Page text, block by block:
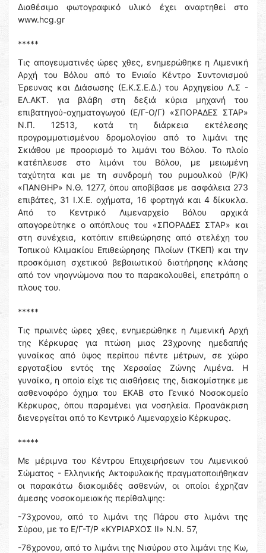
Διαθέσιμο φωτογραφικό υλικό έχει αναρτηθεί στο
www.hcg.gr
*****
Τις απογευματινές ώρες χθες, ενημερώθηκε η Λιμενική
Αρχή του Βόλου από το Ενιαίο Κέντρο Συντονισμού
Έρευνας και Διάσωσης (Ε.Κ.Σ.Ε.Δ.) του Αρχηγείου Λ.Σ -
ΕΛ.ΑΚΤ. για βλάβη στη δεξιά κύρια μηχανή του
επιβατηγού-οχηματαγωγού (Ε/Γ-Ο/Γ) «ΣΠΟΡΑΔΕΣ ΣΤΑΡ»
Ν.Π. 12513, κατά τη διάρκεια εκτέλεσης
προγραμματισμένου δρομολογίου από το λιμάνι της
Σκιάθου με προορισμό το λιμάνι του Βόλου. Το πλοίο
κατέπλευσε στο λιμάνι του Βόλου, με μειωμένη
ταχύτητα και με τη συνδρομή του ρυμουλκού (Ρ/Κ)
«ΠΑΝΘΗΡ» Ν.Θ. 1277, όπου αποβίβασε με ασφάλεια 273
επιβάτες, 31 Ι.Χ.Ε. οχήματα, 16 φορτηγά και 4 δίκυκλα.
Από το Κεντρικό Λιμεναρχείο Βόλου αρχικά
απαγορεύτηκε ο απόπλους του «ΣΠΟΡΑΔΕΣ ΣΤΑΡ» και
στη συνέχεια, κατόπιν επιθεώρησης από στελέχη του
Τοπικού Κλιμακίου Επιθεώρησης Πλοίων (ΤΚΕΠ) και την
προσκόμιση σχετικού βεβαιωτικού διατήρησης κλάσης
από τον νηογνώμονα που το παρακολουθεί, επετράπη ο
πλους του.
*****
Τις πρωινές ώρες χθες, ενημερώθηκε η Λιμενική Αρχή
της Κέρκυρας για πτώση μιας 23χρονης ημεδαπής
γυναίκας από ύψος περίπου πέντε μέτρων, σε χώρο
εργοταξίου εντός της Χερσαίας Ζώνης Λιμένα. Η
γυναίκα, η οποία είχε τις αισθήσεις της, διακομίστηκε με
ασθενοφόρο όχημα του ΕΚΑΒ στο Γενικό Νοσοκομείο
Κέρκυρας, όπου παραμένει για νοσηλεία. Προανάκριση
διενεργείται από το Κεντρικό Λιμεναρχείο Κέρκυρας.
*****
Με μέριμνα του Κέντρου Επιχειρήσεων του Λιμενικού
Σώματος - Ελληνικής Ακτοφυλακής πραγματοποιήθηκαν
οι παρακάτω διακομιδές ασθενών, οι οποίοι έχρηζαν
άμεσης νοσοκομειακής περίθαλψης:
-73χρονου, από το λιμάνι της Πάρου στο λιμάνι της
Σύρου, με το Ε/Γ-Τ/Ρ «ΚΥΡΙΑΡΧΟΣ ΙΙ» Ν.Ν. 57,
-76χρονου, από το λιμάνι της Νισύρου στο λιμάνι της Κω,